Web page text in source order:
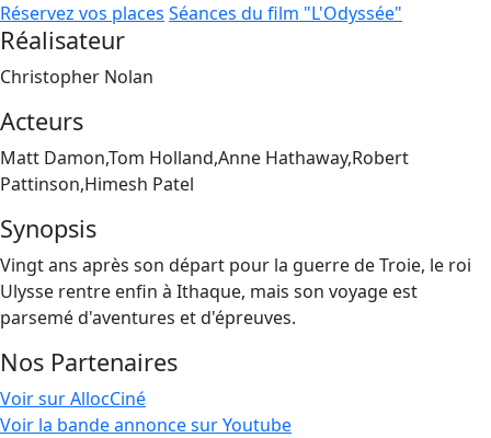
Réservez vos places Séances du film "L'Odyssée"
Réalisateur
Christopher Nolan
Acteurs
Matt Damon,Tom Holland,Anne Hathaway,Robert
Pattinson,Himesh Patel
Synopsis
Vingt ans après son départ pour la guerre de Troie, le roi
Ulysse rentre enfin à Ithaque, mais son voyage est
parsemé d'aventures et d'épreuves.
Nos Partenaires
Voir sur AllocCiné
Voir la bande annonce sur Youtube